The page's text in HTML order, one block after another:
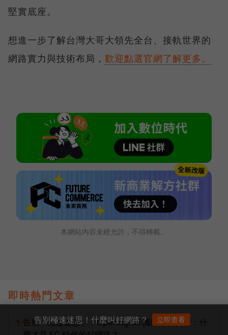
堅實底座。
想進一步了解台灣大哥大領先全台、接軌世界的
網路實力與技術布局， 歡迎點選官網了解更多。
本網站內容未經允許，不得轉載。
即時熱門文章
告別「極速迷思」！Opensignal 國際評比揭密：什
告別極速迷思！什麼叫好網路？ 立即查看